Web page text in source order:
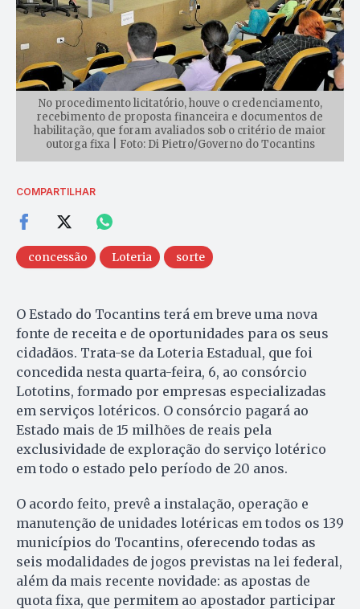
No procedimento licitatório, houve o credenciamento,
recebimento de proposta financeira e documentos de
habilitação, que foram avaliados sob o critério de maior
outorga fixa | Foto: Di Pietro/Governo do Tocantins
COMPARTILHAR
concessão Loteria sorte
O Estado do Tocantins terá em breve uma nova
fonte de receita e de oportunidades para os seus
cidadãos. Trata-se da Loteria Estadual, que foi
concedida nesta quarta-feira, 6, ao consórcio
Lototins, formado por empresas especializadas
em serviços lotéricos. O consórcio pagará ao
Estado mais de 15 milhões de reais pela
exclusividade de exploração do serviço lotérico
em todo o estado pelo período de 20 anos.
O acordo feito, prevê a instalação, operação e
manutenção de unidades lotéricas em todos os 139
municípios do Tocantins, oferecendo todas as
seis modalidades de jogos previstas na lei federal,
além da mais recente novidade: as apostas de
quota fixa, que permitem ao apostador participar